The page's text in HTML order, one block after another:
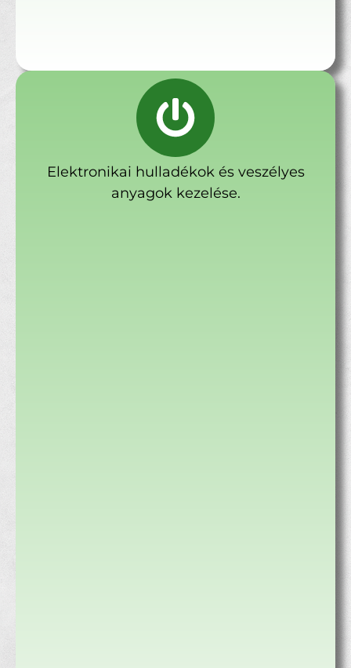
Elektronikai hulladékok és veszélyes
anyagok kezelése.